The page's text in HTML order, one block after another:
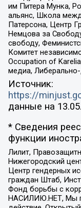
им Питера Мунка,
альянс, Школа
Патерсона, Центр
Немцова за
свободу,
Комитет
Occupation of
медиа,
Источник:
https://
данные на
* Сведения
функции
Лилит,
Нижегородский
Центр гендерных
граждан Штаб,
Фонд борьбы с
НАСИЛИЮ.НЕТ, Мы